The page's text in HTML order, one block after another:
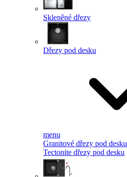
Skleněné dřezy
Dřezy pod desku
menu
Granitové dřezy pod desku
Tectonite dřezy pod desku